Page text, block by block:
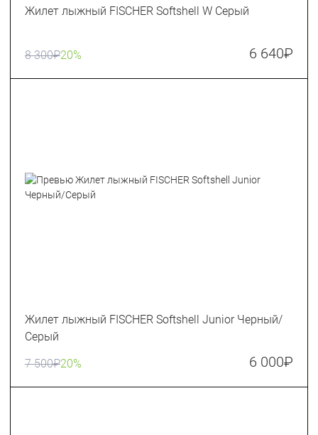
Жилет лыжный FISCHER Softshell W Серый
8 300₽20% 6 640₽
Жилет лыжный FISCHER Softshell Junior Черный/
Серый
7 500₽20% 6 000₽